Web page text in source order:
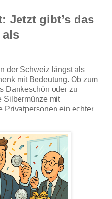
Jetzt gibt’s das
als
der Schweiz längst als
mit Bedeutung. Ob zum
Dankeschön oder zu
Silbermünze mit
Privatpersonen ein echter